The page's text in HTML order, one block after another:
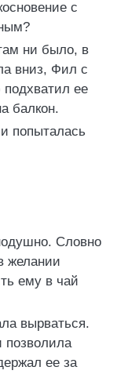
с
ни было, в
вниз, Фил с
подхватил ее
балкон.
попыталась
Словно
желании
ему в чай
вырваться.
позволила
ее за